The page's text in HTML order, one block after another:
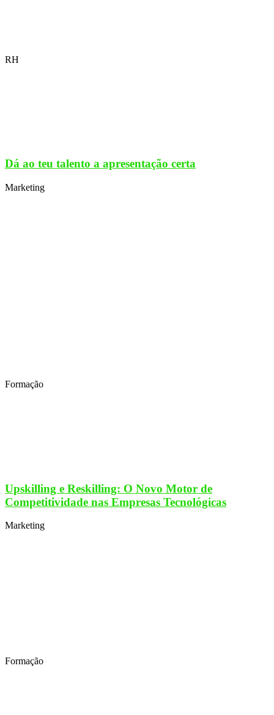
RH
Dá ao teu talento a apresentação certa
Marketing
Formação
Upskilling e Reskilling: O Novo Motor de
Competitividade nas Empresas Tecnológicas
Marketing
Formação